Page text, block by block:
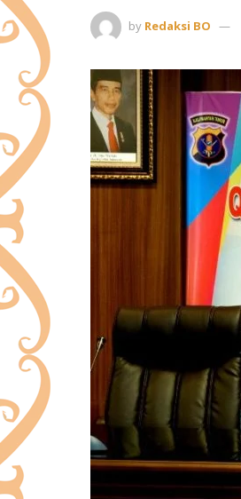
by Redaksi BO